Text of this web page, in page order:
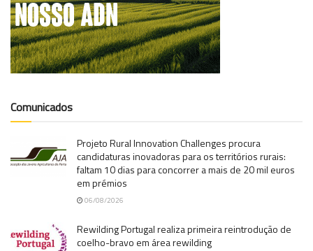
Comunicados
Projeto Rural Innovation Challenges procura
candidaturas inovadoras para os territórios rurais:
faltam 10 dias para concorrer a mais de 20 mil euros
em prémios
06/08/2026
Rewilding Portugal realiza primeira reintrodução de
coelho-bravo em área rewilding